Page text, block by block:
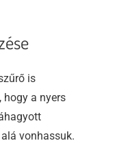
is
hogy a nyers
vonhassuk.